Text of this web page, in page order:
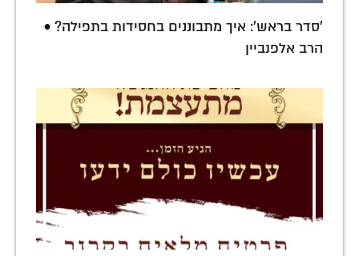
'סדר בראש': איך מתבוננים בחסידות בתפילה? •
הרב אלפנביין